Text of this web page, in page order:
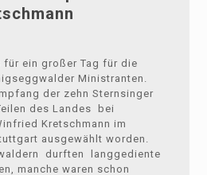
für ein großer Tag für die
Ministranten.
der zehn Sternsinger
des Landes bei
Kretschmann im
ausgewählt worden.
durften langgediente
manche waren schon